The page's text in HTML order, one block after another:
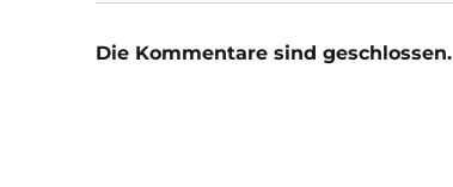
Die Kommentare sind geschlossen.